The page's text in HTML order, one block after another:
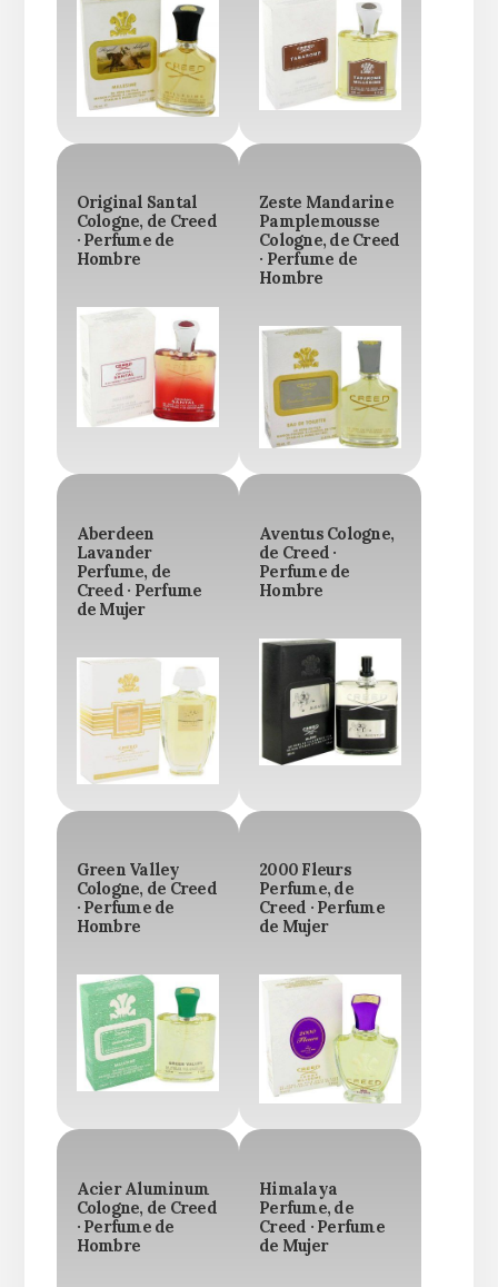
Original Santal
Cologne, de Creed
· Perfume de
Hombre
Zeste Mandarine
Pamplemousse
Cologne, de Creed
· Perfume de
Hombre
Aberdeen
Lavander
Perfume, de
Creed · Perfume
de Mujer
Aventus Cologne,
de Creed ·
Perfume de
Hombre
Green Valley
Cologne, de Creed
· Perfume de
Hombre
2000 Fleurs
Perfume, de
Creed · Perfume
de Mujer
Acier Aluminum
Cologne, de Creed
· Perfume de
Hombre
Himalaya
Perfume, de
Creed · Perfume
de Mujer